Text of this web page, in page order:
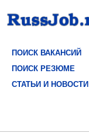
ПОИСК ВАКАНСИЙ
ПОИСК РЕЗЮМЕ
СТАТЬИ И НОВОСТИ